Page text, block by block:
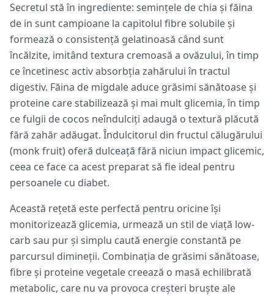
Secretul stă în ingrediente: semințele de chia și făina
de in sunt campioane la capitolul fibre solubile și
formează o consistență gelatinoasă când sunt
încălzite, imitând textura cremoasă a ovăzului, în timp
ce încetinesc activ absorbția zahărului în tractul
digestiv. Făina de migdale aduce grăsimi sănătoase și
proteine care stabilizează și mai mult glicemia, în timp
ce fulgii de cocos neîndulciți adaugă o textură plăcută
fără zahăr adăugat. Îndulcitorul din fructul călugărului
(monk fruit) oferă dulceață fără niciun impact glicemic,
ceea ce face ca acest preparat să fie ideal pentru
persoanele cu diabet.
Această rețetă este perfectă pentru oricine își
monitorizează glicemia, urmează un stil de viață low-
carb sau pur și simplu caută energie constantă pe
parcursul dimineții. Combinația de grăsimi sănătoase,
fibre și proteine vegetale creează o masă echilibrată
metabolic, care nu va provoca creșteri bruște ale